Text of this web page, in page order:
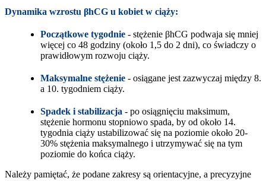
Dynamika wzrostu βhCG u kobiet w ciąży:
Początkowe tygodnie - stężenie βhCG podwaja się mniej
więcej co 48 godziny (około 1,5 do 2 dni), co świadczy o
prawidłowym rozwoju ciąży.
Maksymalne stężenie - osiągane jest zazwyczaj między 8.
a 10. tygodniem ciąży.
Spadek i stabilizacja - po osiągnięciu maksimum,
stężenie hormonu stopniowo spada, by od około 14.
tygodnia ciąży ustabilizować się na poziomie około 20-
30% stężenia maksymalnego i utrzymywać się na tym
poziomie do końca ciąży.
Należy pamiętać, że podane zakresy są orientacyjne, a precyzyjne